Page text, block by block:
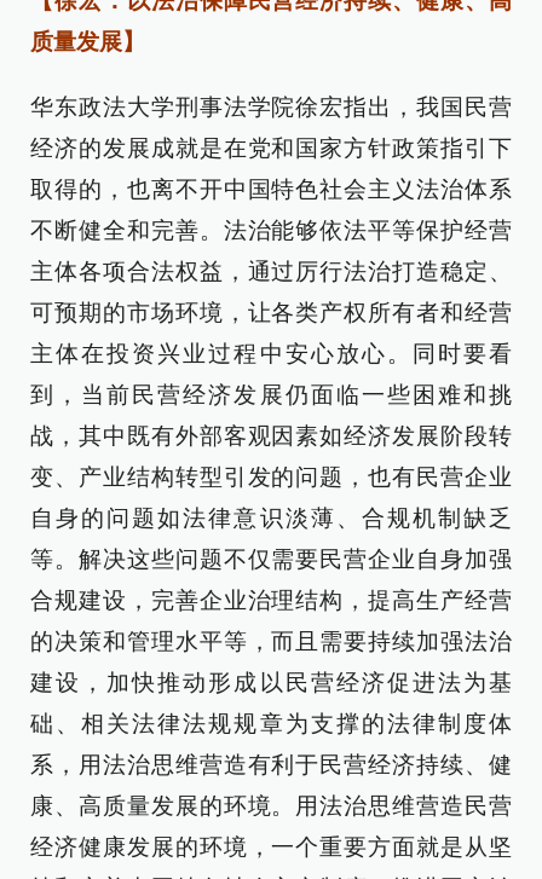
质量发展】
华东政法大学刑事法学院徐宏指出，我国民营
经济的发展成就是在党和国家方针政策指引下
取得的，也离不开中国特色社会主义法治体系
不断健全和完善。法治能够依法平等保护经营
主体各项合法权益，通过厉行法治打造稳定、
可预期的市场环境，让各类产权所有者和经营
主体在投资兴业过程中安心放心。同时要看
到，当前民营经济发展仍面临一些困难和挑
战，其中既有外部客观因素如经济发展阶段转
变、产业结构转型引发的问题，也有民营企业
自身的问题如法律意识淡薄、合规机制缺乏
等。解决这些问题不仅需要民营企业自身加强
合规建设，完善企业治理结构，提高生产经营
的决策和管理水平等，而且需要持续加强法治
建设，加快推动形成以民营经济促进法为基
础、相关法律法规规章为支撑的法律制度体
系，用法治思维营造有利于民营经济持续、健
康、高质量发展的环境。用法治思维营造民营
经济健康发展的环境，一个重要方面就是从坚